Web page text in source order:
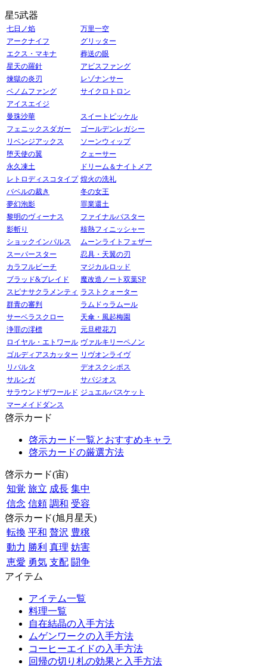
星5武器
七日ノ焰
万里一空
アークナイフ
グリッター
エクス・マキナ
葬送の眼
星天の羅針
アビスファング
煉獄の炎刃
レゾナンサー
ベノムファング
サイクロトロン
アイスエイジ
曼珠沙華
スイートピッケル
フェニックスダガー
ゴールデンレガシー
リベンジアックス
ソーンウィップ
堕天使の翼
クェーサー
永久凍土
ドリーム＆ナイトメア
レトロディスコタイプ 煌火の洗礼
バベルの裁き
冬の女王
夢幻泡影
罪業還土
黎明のヴィーナス
ファイナルバスター
影斬り
核熱フィニッシャー
ショックインパルス
ムーンライトフェザー
スーパースター
忍具・天翼の刃
カラフルビーチ
マジカルロッド
ブラッド&ブレイド
魔改造ノート双葉SP
スピナサクラメンティ ラストクォーター
群青の審判
ラムドゥラムール
サーベラスクロー
天傘・風起梅園
浄罪の澪標
元旦橙花刀
ロイヤル・エトワール ヴァルキリーペノン
ゴルディアスカッター リヴオンライヴ
リバルタ
デオスクシポス
サルンガ
サバジオス
サラウンドザワールド ジュエルバスケット
マーメイドダンス
啓示カード
啓示カード一覧とおすすめキャラ
啓示カードの厳選方法
啓示カード(宙)
知覚 旅立 成長 集中
信念 信頼 調和 受容
啓示カード(旭月星天)
転換 平和 贅沢 豊穣
動力 勝利 真理 妨害
恵愛 勇気 支配 闘争
アイテム
アイテム一覧
料理一覧
自在結晶の入手方法
ムゲンワークの入手方法
コーヒーエイドの入手方法
回帰の切り札の効果と入手方法